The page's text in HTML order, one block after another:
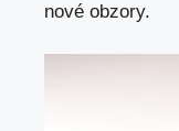
nové obzory.